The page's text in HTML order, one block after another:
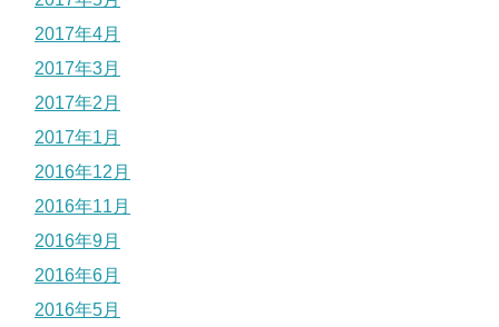
2017年4月
2017年3月
2017年2月
2017年1月
2016年12月
2016年11月
2016年9月
2016年6月
2016年5月